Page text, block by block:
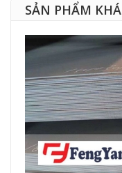
SẢN PHẨM